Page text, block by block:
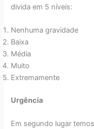
divida em 5 níveis:
Nenhuma gravidade
Baixa
Média
Muito
Extremamente
Urgência
Em segundo lugar